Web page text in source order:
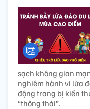
sạch không gian
nghiêm hành vi lừa
động trang bị kiến
“thông thái”.